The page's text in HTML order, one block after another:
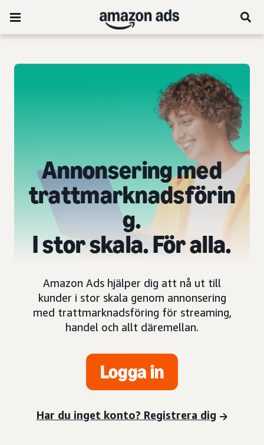
Annonsering med
trattmarknadsförin
g.
I stor skala. För alla.
Amazon Ads hjälper dig att nå ut till
kunder i stor skala genom annonsering
med trattmarknadsföring för streaming,
handel och allt däremellan.
Logga in
Har du inget konto? Registrera dig